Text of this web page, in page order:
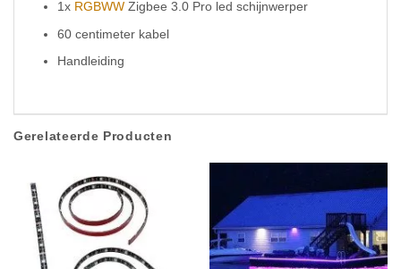
1x RGBWW Zigbee 3.0 Pro led schijnwerper
60 centimeter kabel
Handleiding
Gerelateerde Producten